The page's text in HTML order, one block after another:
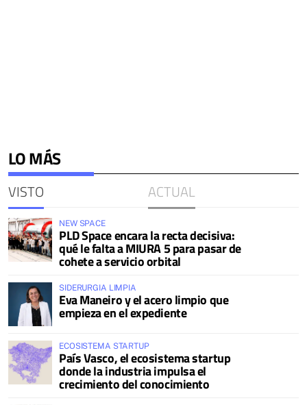
LO MÁS
VISTO ACTUAL
NEW SPACE
PLD Space encara la recta decisiva:
qué le falta a MIURA 5 para pasar de
cohete a servicio orbital
SIDERURGIA LIMPIA
Eva Maneiro y el acero limpio que
empieza en el expediente
ECOSISTEMA STARTUP
País Vasco, el ecosistema startup
donde la industria impulsa el
crecimiento del conocimiento